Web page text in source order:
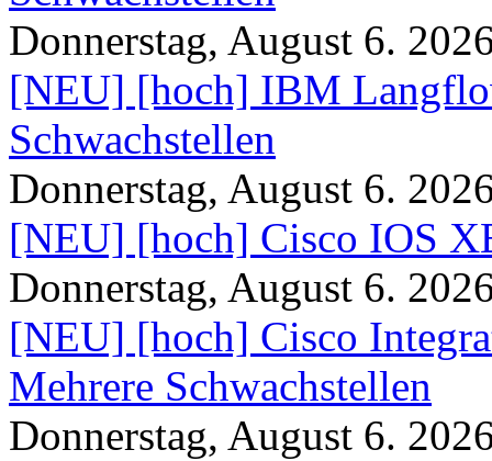
Donnerstag, August 6.
[NEU] [hoch] IBM
Schwachstellen
Donnerstag, August 6.
[NEU] [hoch] Cisco IOS
Donnerstag, August 6.
[NEU] [hoch] Cisco
Mehrere Schwachstellen
Donnerstag, August 6.